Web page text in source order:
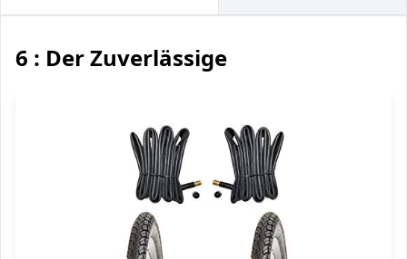
6 : Der Zuverlässige